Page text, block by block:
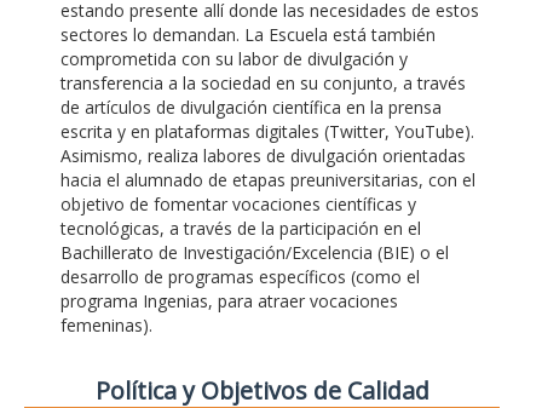
estando presente allí donde las necesidades de estos
sectores lo demandan. La Escuela está también
comprometida con su labor de divulgación y
transferencia a la sociedad en su conjunto, a través
de artículos de divulgación científica en la prensa
escrita y en plataformas digitales (Twitter, YouTube).
Asimismo, realiza labores de divulgación orientadas
hacia el alumnado de etapas preuniversitarias, con el
objetivo de fomentar vocaciones científicas y
tecnológicas, a través de la participación en el
Bachillerato de Investigación/Excelencia (BIE) o el
desarrollo de programas específicos (como el
programa Ingenias, para atraer vocaciones
femeninas).
Polí­tica y Objetivos de Calidad